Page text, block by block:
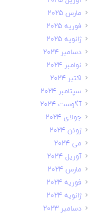
مارس 2025
فوریه 2025
ژانویه 2025
دسامبر 2024
نوامبر 2024
اکتبر 2024
سپتامبر 2024
آگوست 2024
جولای 2024
ژوئن 2024
می 2024
آوریل 2024
مارس 2024
فوریه 2024
ژانویه 2024
دسامبر 2023